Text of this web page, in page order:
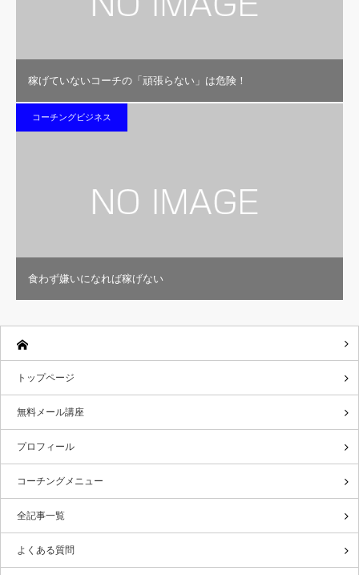
稼げていないコーチの「頑張らない」は危険！
コーチングビジネス
食わず嫌いになれば稼げない
トップページ
無料メール講座
プロフィール
コーチングメニュー
全記事一覧
よくある質問